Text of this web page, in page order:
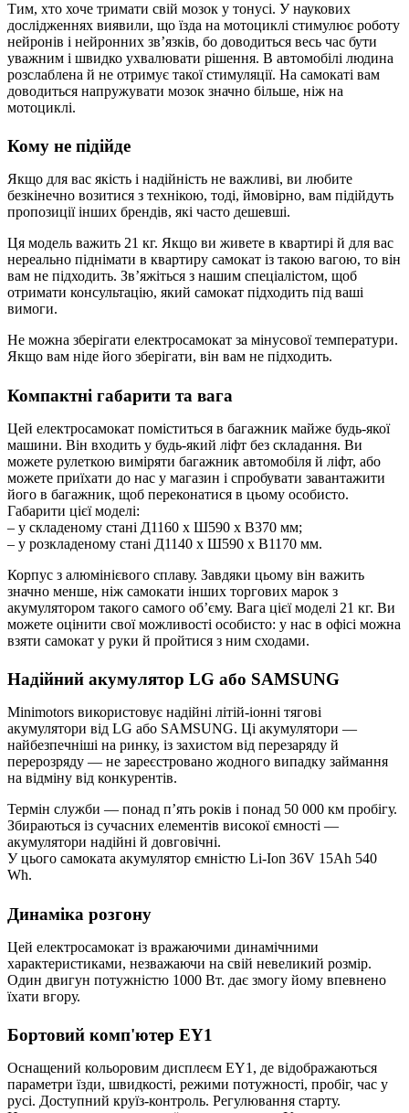
Тим, хто хоче тримати свій мозок у тонусі. У наукових
дослідженнях виявили, що їзда на мотоциклі стимулює роботу
нейронів і нейронних зв’язків, бо доводиться весь час бути
уважним і швидко ухвалювати рішення. В автомобілі людина
розслаблена й не отримує такої стимуляції. На самокаті вам
доводиться напружувати мозок значно більше, ніж на
мотоциклі.
Кому не підійде
Якщо для вас якість і надійність не важливі, ви любите
безкінечно возитися з технікою, тоді, ймовірно, вам підійдуть
пропозиції інших брендів, які часто дешевші.
Ця модель важить 21 кг. Якщо ви живете в квартирі й для вас
нереально піднімати в квартиру самокат із такою вагою, то він
вам не підходить. Зв’яжіться з нашим спеціалістом, щоб
отримати консультацію, який самокат підходить під ваші
вимоги.
Не можна зберігати електросамокат за мінусової температури.
Якщо вам ніде його зберігати, він вам не підходить.
Компактні габарити та вага
Цей електросамокат поміститься в багажник майже будь-якої
машини. Він входить у будь-який ліфт без складання. Ви
можете рулеткою виміряти багажник автомобіля й ліфт, або
можете приїхати до нас у магазин і спробувати завантажити
його в багажник, щоб переконатися в цьому особисто.
Габарити цієї моделі:
– у складеному стані Д1160 х Ш590 х В370 мм;
– у розкладеному стані Д1140 х Ш590 х В1170 мм.
Корпус з алюмінієвого сплаву. Завдяки цьому він важить
значно менше, ніж самокати інших торгових марок з
акумулятором такого самого об’єму. Вага цієї моделі 21 кг. Ви
можете оцінити свої можливості особисто: у нас в офісі можна
взяти самокат у руки й пройтися з ним сходами.
Надійний акумулятор LG або SAMSUNG
Minimotors використовує надійні літій-іонні тягові
акумулятори від LG або SAMSUNG. Ці акумулятори —
найбезпечніші на ринку, із захистом від перезаряду й
перерозряду — не зареєстровано жодного випадку займання
на відміну від конкурентів.
Термін служби — понад п’ять років і понад 50 000 км пробігу.
Збираються із сучасних елементів високої ємності —
акумулятори надійні й довговічні.
У цього самоката акумулятор ємністю Li-Ion 36V 15Ah 540
Wh.
Динаміка розгону
Цей електросамокат із вражаючими динамічними
характеристиками, незважаючи на свій невеликий розмір.
Один двигун потужністю 1000 Вт. дає змогу йому впевнено
їхати вгору.
Бортовий комп'ютер EY1
Оснащений кольоровим дисплеєм EY1, де відображаються
параметри їзди, швидкості, режими потужності, пробіг, час у
русі. Доступний круїз-контроль. Регулювання старту.